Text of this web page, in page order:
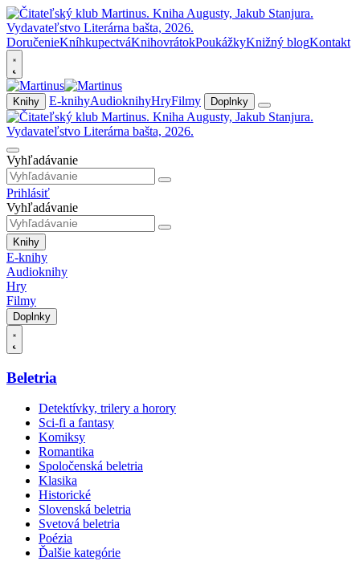
DoručenieKníhkupectváKnihovrátokPoukážkyKnižný blogKontakt
Knihy E-knihyAudioknihyHryFilmy Doplnky
Vyhľadávanie
Prihlásiť
Vyhľadávanie
Knihy
E-knihy
Audioknihy
Hry
Filmy
Doplnky
Beletria
Detektívky, trilery a horory
Sci-fi a fantasy
Komiksy
Romantika
Spoločenská beletria
Klasika
Historické
Slovenská beletria
Svetová beletria
Poézia
Ďalšie kategórie